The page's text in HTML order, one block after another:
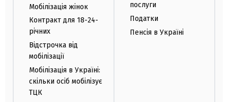
Мобілізація жінок
Контракт для 18-24-
річних
Відстрочка від
мобілізації
Мобілізація в Україні:
скільки осіб мобілізує
ТЦК
послуги
Податки
Пенсія в Україні